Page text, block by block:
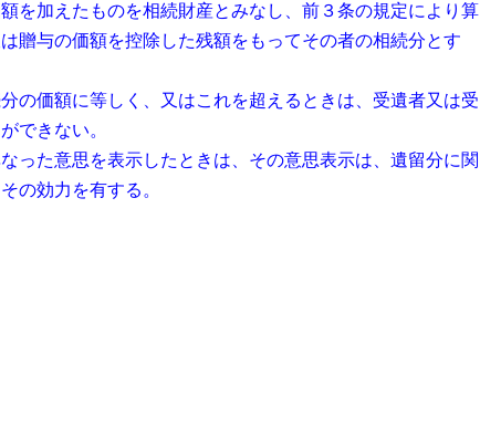
を加えたものを相続財産とみなし、前３条の規定により算
贈与の価額を控除した残額をもってその者の相続分とす
の価額に等しく、又はこれを超えるときは、受遺者又は受
できない。
った意思を表示したときは、その意思表示は、遺留分に関
の効力を有する。